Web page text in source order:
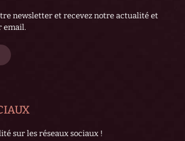
newsletter et recevez notre actualité et
email.
sur les réseaux sociaux !